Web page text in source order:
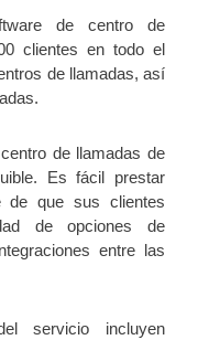
de centro de
clientes en todo el
de llamadas, así
de llamadas de
Es fácil prestar
de que sus clientes
de opciones de
entre las
servicio incluyen